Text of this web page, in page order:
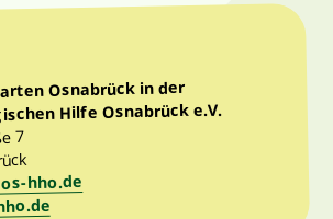
Osnabrück in der
Hilfe Osnabrück e.V.
7
hho.de